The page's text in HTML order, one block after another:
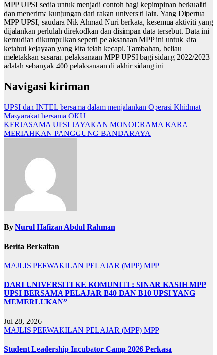
MPP UPSI sedia untuk menjadi contoh bagi kepimpinan berkualiti
dan menerima kunjungan dari rakan universiti lain. Yang Dipertua
MPP UPSI, saudara Nik Ahmad Nuri berkata, kesemua aktiviti yang
dijalankan perlulah direkodkan dan disimpan data tersebut. Data ini
kemudian dikumpulkan seperti pelaksanaan MPP ini untuk kita
ketahui kejayaan yang kita telah kecapi. Tambahan, beliau
meletakkan sasaran pelaksanaan MPP UPSI bagi sidang 2022/2023
adalah sebanyak 400 pelaksanaan di akhir sidang ini.
Navigasi kiriman
UPSI dan INTEL bersama dalam menjalankan Operasi Khidmat
Masyarakat bersama OKU
KERJASAMA UPSI JAYAKAN MONODRAMA KARA
MERIAHKAN PANGGUNG BANDARAYA
By Nurul Hafizan Abdul Rahman
Berita Berkaitan
MAJLIS PERWAKILAN PELAJAR (MPP) MPP
DARI UNIVERSITI KE KOMUNITI : SINAR KASIH MPP
UPSI BERSAMA PELAJAR B40 DAN B10 UPSI YANG
MEMERLUKAN”
Jul 28, 2026
MAJLIS PERWAKILAN PELAJAR (MPP) MPP
Student Leadership Incubator Camp 2026 Perkasa